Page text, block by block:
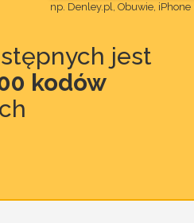
np. Denley.pl, Obuwie, iPhone
jest
kodów